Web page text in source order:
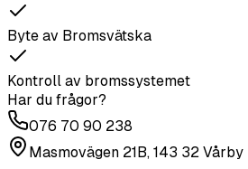
Byte av Bromsvätska
Kontroll av bromssystemet
Har du frågor?
076 70 90 238
Masmovägen 21B, 143 32 Vårby